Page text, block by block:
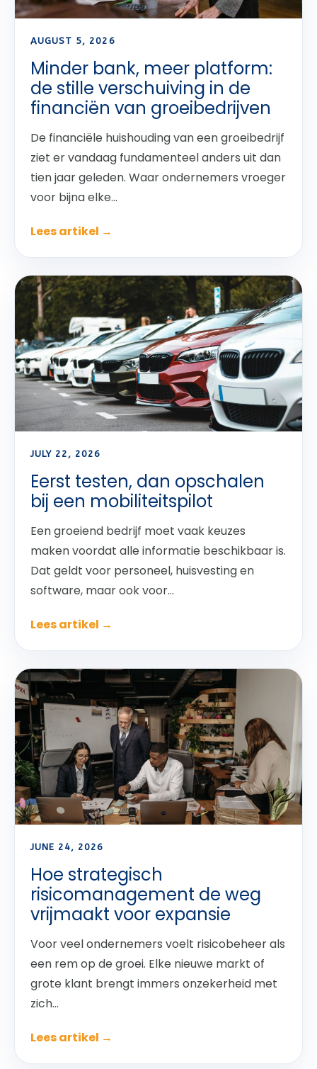
AUGUST 5, 2026
Minder bank, meer platform:
de stille verschuiving in de
financiën van groeibedrijven
De financiële huishouding van een groeibedrijf
ziet er vandaag fundamenteel anders uit dan
tien jaar geleden. Waar ondernemers vroeger
voor bijna elke...
Lees artikel →
JULY 22, 2026
Eerst testen, dan opschalen
bij een mobiliteitspilot
Een groeiend bedrijf moet vaak keuzes
maken voordat alle informatie beschikbaar is.
Dat geldt voor personeel, huisvesting en
software, maar ook voor...
Lees artikel →
JUNE 24, 2026
Hoe strategisch
risicomanagement de weg
vrijmaakt voor expansie
Voor veel ondernemers voelt risicobeheer als
een rem op de groei. Elke nieuwe markt of
grote klant brengt immers onzekerheid met
zich...
Lees artikel →